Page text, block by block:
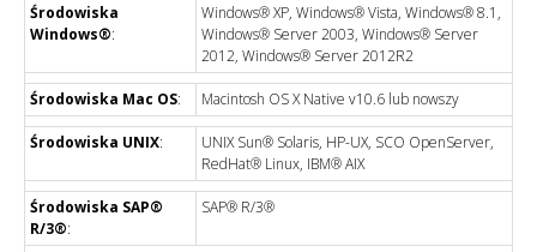
Środowiska
Windows®:
Windows® XP, Windows® Vista, Windows® 8.1,
Windows® Server 2003, Windows® Server
2012, Windows® Server 2012R2
Środowiska Mac OS: Macintosh OS X Native v10.6 lub nowszy
Środowiska UNIX:
UNIX Sun® Solaris, HP-UX, SCO OpenServer,
RedHat® Linux, IBM® AIX
Środowiska SAP®
R/3®:
SAP® R/3®